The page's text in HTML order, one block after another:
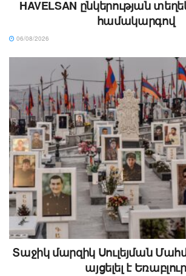
HAVELSAN ընկերության
համակարգով
06/08/2026
Տաջիկ մարզիկ Սուլեյման
այցելել է Եռաբլուր